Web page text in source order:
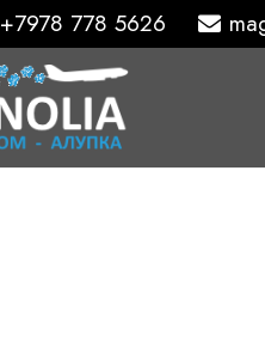
+7978 778 5626